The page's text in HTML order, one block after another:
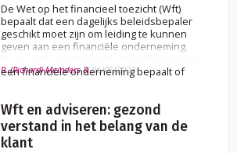
De Wet op het financieel toezicht (Wft)
bepaalt dat een dagelijks beleidsbepaler
geschikt moet zijn om leiding te kunnen
geven aan een financiële onderneming.
een financiële onderneming bepaalt of
R. (Richard) Meinders &06/06/2023
Wft en adviseren: gezond
verstand in het belang van de
klant